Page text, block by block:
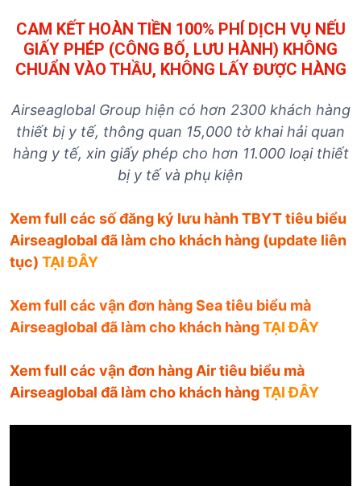
CAM KẾT HOÀN TIỀN 100% PHÍ DỊCH VỤ NẾU
GIẤY PHÉP (CÔNG BỐ, LƯU HÀNH) KHÔNG
CHUẨN VÀO THẦU, KHÔNG LẤY ĐƯỢC HÀNG
Airseaglobal Group hiện có hơn 2300 khách hàng
thiết bị y tế, thông quan 15,000 tờ khai hải quan
hàng y tế, xin giấy phép cho hơn 11.000 loại thiết
bị y tế và phụ kiện
Xem full các số đăng ký lưu hành TBYT tiêu biểu
Airseaglobal đã làm cho khách hàng (update liên
tục) TẠI ĐÂY
Xem full các vận đơn hàng Sea tiêu biểu mà
Airseaglobal đã làm cho khách hàngTẠI ĐÂY
Xem full các vận đơn hàng Air tiêu biểu mà
Airseaglobal đã làm cho khách hàngTẠI ĐÂY